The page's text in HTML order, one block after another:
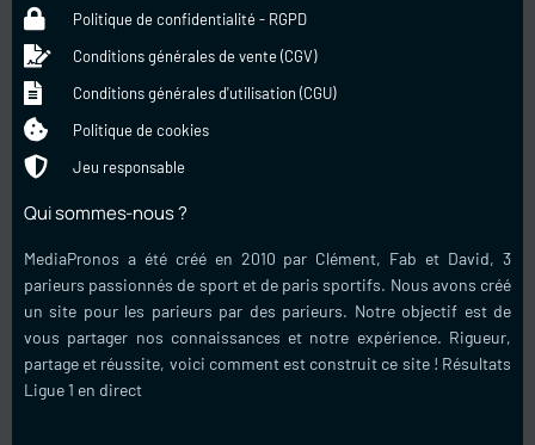
Politique de confidentialité - RGPD
Conditions générales de vente (CGV)
Conditions générales d'utilisation (CGU)
Politique de cookies
Jeu responsable
Qui sommes-nous ?
MediaPronos a été créé en 2010 par Clément, Fab et David, 3
parieurs passionnés de sport et de paris sportifs. Nous avons créé
un site pour les parieurs par des parieurs. Notre objectif est de
vous partager nos connaissances et notre expérience. Rigueur,
partage et réussite, voici comment est construit ce site ! Résultats
Ligue 1 en direct